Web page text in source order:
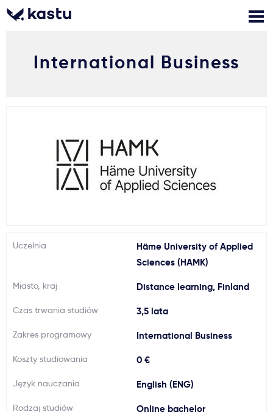
Powiadomienia
Formularz aplikacyjny
Zadzwoń Bezpłatne konsultacje Kontakt
Ważne
Usługi
Dlaczego Kastu?
Aktualności
International Business
Uczelnia
Häme University of Applied
Sciences (HAMK)
Miasto, kraj Distance learning, Finland
Czas trwania studiów 3,5 lata
Zakres programowy International Business
Koszty studiowania 0 €
Język nauczania English (ENG)
Rodzaj studiów Online bachelor